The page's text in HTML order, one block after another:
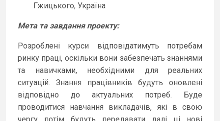
Гжицького, Україна
Мета та завдання проекту:
Розроблені курси відповідатимуть потребам
ринку праці, оскільки вони забезпечать знаннями
та навичками, необхідними для реальних
ситуацій. Знання працівників будуть оновлені
відповідно до актуальних потреб. Буде
проводитися навчання викладачів, які в свою
чергу потім будуть передавати далі ці нові